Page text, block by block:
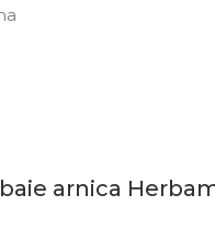
arnica